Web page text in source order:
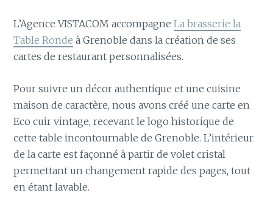
L’Agence VISTACOM accompagneLa brasserie la
Table Ronde à Grenoble dans la création de ses
cartes de restaurant personnalisées.
Pour suivre un décor authentique et une cuisine
maison de caractère, nous avons créé une carte en
Eco cuir vintage, recevant le logo historique de
cette table incontournable de Grenoble. L’intérieur
de la carte est façonné à partir de volet cristal
permettant un changement rapide des pages, tout
en étant lavable.